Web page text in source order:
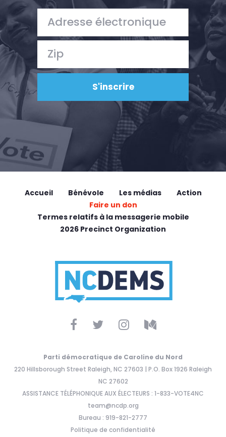
Accueil Bénévole Les médias
Action
Faire un don
Termes relatifs à la messagerie mobile
2026 Precinct Organization
Parti démocratique de Caroline du Nord
220 Hillsborough Street Raleigh, NC 27603 | P.O. Box 1926 Raleigh
NC 27602
ASSISTANCE TÉLÉPHONIQUE AUX ÉLECTEURS : 1-833-VOTE4NC
team@ncdp.org
Bureau : 919-821-2777
Politique de confidentialité